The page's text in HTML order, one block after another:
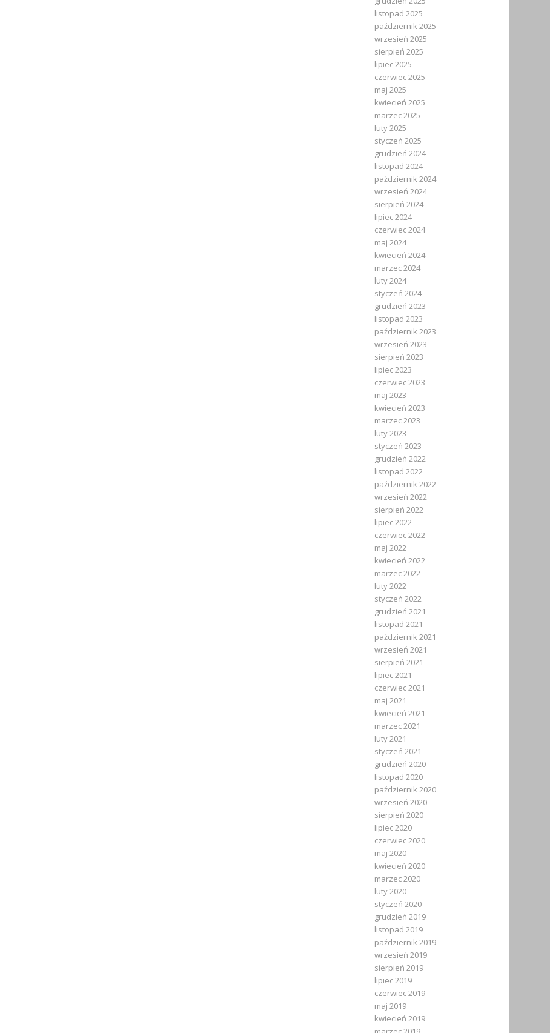
listopad 2025
październik 2025
wrzesień 2025
sierpień 2025
lipiec 2025
czerwiec 2025
maj 2025
kwiecień 2025
marzec 2025
luty 2025
styczeń 2025
grudzień 2024
listopad 2024
październik 2024
wrzesień 2024
sierpień 2024
lipiec 2024
czerwiec 2024
maj 2024
kwiecień 2024
marzec 2024
luty 2024
styczeń 2024
grudzień 2023
listopad 2023
październik 2023
wrzesień 2023
sierpień 2023
lipiec 2023
czerwiec 2023
maj 2023
kwiecień 2023
marzec 2023
luty 2023
styczeń 2023
grudzień 2022
listopad 2022
październik 2022
wrzesień 2022
sierpień 2022
lipiec 2022
czerwiec 2022
maj 2022
kwiecień 2022
marzec 2022
luty 2022
styczeń 2022
grudzień 2021
listopad 2021
październik 2021
wrzesień 2021
sierpień 2021
lipiec 2021
czerwiec 2021
maj 2021
kwiecień 2021
marzec 2021
luty 2021
styczeń 2021
grudzień 2020
listopad 2020
październik 2020
wrzesień 2020
sierpień 2020
lipiec 2020
czerwiec 2020
maj 2020
kwiecień 2020
marzec 2020
luty 2020
styczeń 2020
grudzień 2019
listopad 2019
październik 2019
wrzesień 2019
sierpień 2019
lipiec 2019
czerwiec 2019
maj 2019
kwiecień 2019